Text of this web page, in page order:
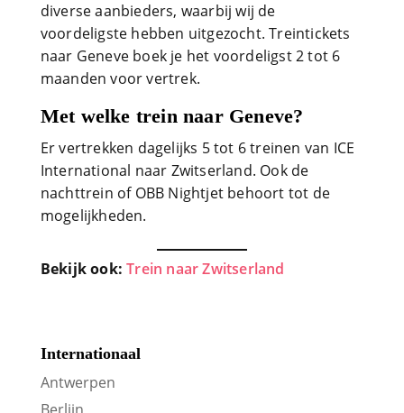
diverse aanbieders, waarbij wij de
voordeligste hebben uitgezocht. Treintickets
naar Geneve boek je het voordeligst 2 tot 6
maanden voor vertrek.
Met welke trein naar Geneve?
Er vertrekken dagelijks 5 tot 6 treinen van ICE
International naar Zwitserland. Ook de
nachttrein of OBB Nightjet behoort tot de
mogelijkheden.
Bekijk ook: Trein naar Zwitserland
Internationaal
Antwerpen